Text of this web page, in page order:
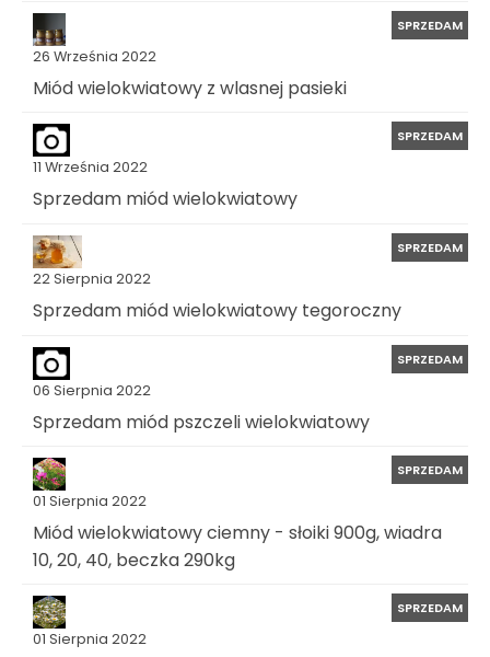
26 Września 2022
SPRZEDAM
Miód wielokwiatowy z wlasnej pasieki
11 Września 2022
SPRZEDAM
Sprzedam miód wielokwiatowy
22 Sierpnia 2022
SPRZEDAM
Sprzedam miód wielokwiatowy tegoroczny
06 Sierpnia 2022
SPRZEDAM
Sprzedam miód pszczeli wielokwiatowy
01 Sierpnia 2022
SPRZEDAM
Miód wielokwiatowy ciemny - słoiki 900g, wiadra
10, 20, 40, beczka 290kg
01 Sierpnia 2022
SPRZEDAM